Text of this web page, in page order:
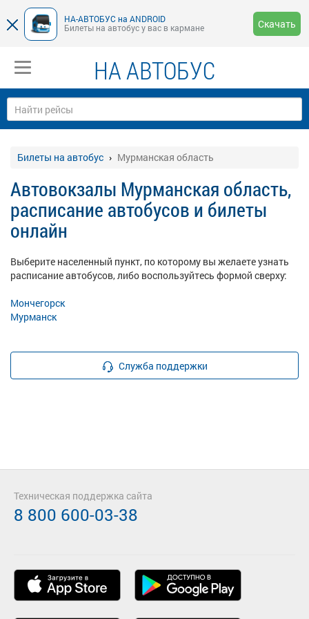
НА-АВТОБУС на ANDROID
Билеты на автобус у вас в кармане
Скачать
НА АВТОБУС
Билеты на автобус Мурманская область
Автовокзалы Мурманская область,
расписание автобусов и билеты
онлайн
Выберите населенный пункт, по которому вы желаете узнать
расписание автобусов, либо воспользуйтесь формой сверху:
Мончегорск
Мурманск
Служба поддержки
Техническая поддержка сайта
8 800 600-03-38